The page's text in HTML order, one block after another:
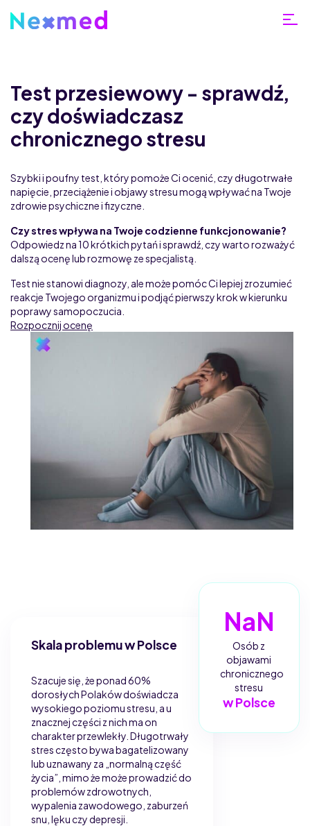
Test przesiewowy - sprawdź,
czy doświadczasz
chronicznego stresu
Szybki i poufny test, który pomoże Ci ocenić, czy długotrwałe
napięcie, przeciążenie i objawy stresu mogą wpływać na Twoje
zdrowie psychiczne i fizyczne.
Czy stres wpływa na Twoje codzienne funkcjonowanie?
Odpowiedz na 10 krótkich pytań i sprawdź, czy warto rozważyć
dalszą ocenę lub rozmowę ze specjalistą.
Test nie stanowi diagnozy, ale może pomóc Ci lepiej zrozumieć
reakcje Twojego organizmu i podjąć pierwszy krok w kierunku
poprawy samopoczucia.
Rozpocznij ocenę
Skala problemu w Polsce
Szacuje się, że ponad 60%
dorosłych Polaków doświadcza
wysokiego poziomu stresu, a u
znacznej części z nich ma on
charakter przewlekły. Długotrwały
stres często bywa bagatelizowany
lub uznawany za „normalną część
życia”, mimo że może prowadzić do
problemów zdrowotnych,
wypalenia zawodowego, zaburzeń
snu, lęku czy depresji.
NaN
Osób z
objawami
chronicznego
stresu
w Polsce